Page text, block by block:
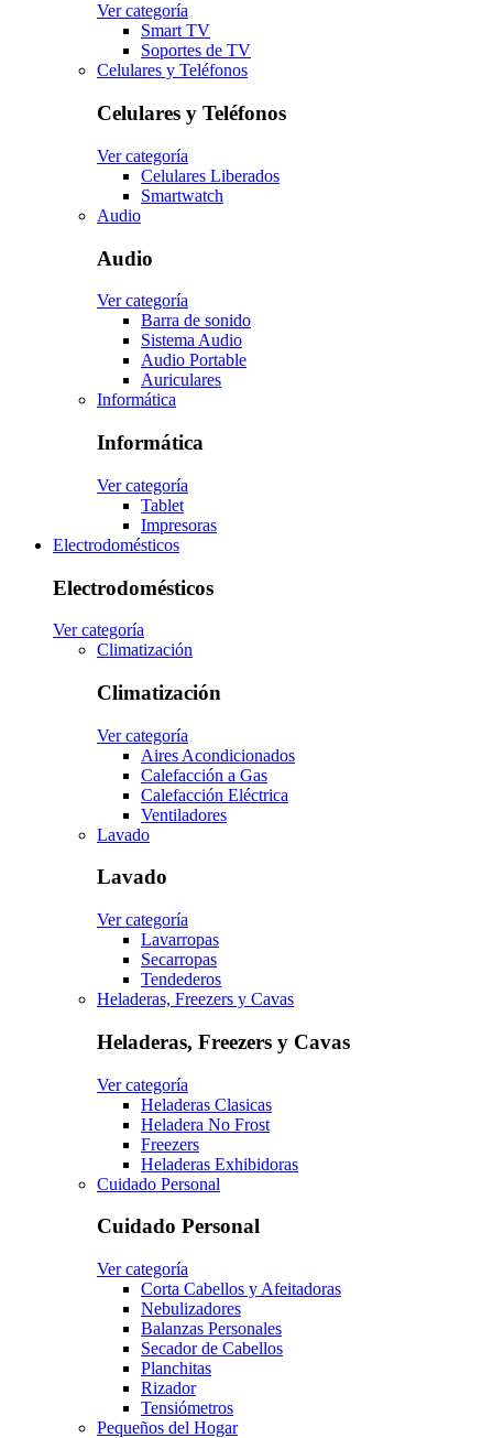
Ver categoría
Smart TV
Soportes de TV
Celulares y Teléfonos
Celulares y Teléfonos
Ver categoría
Celulares Liberados
Smartwatch
Audio
Audio
Ver categoría
Barra de sonido
Sistema Audio
Audio Portable
Auriculares
Informática
Informática
Ver categoría
Tablet
Impresoras
Electrodomésticos
Electrodomésticos
Ver categoría
Climatización
Climatización
Ver categoría
Aires Acondicionados
Calefacción a Gas
Calefacción Eléctrica
Ventiladores
Lavado
Lavado
Ver categoría
Lavarropas
Secarropas
Tendederos
Heladeras, Freezers y Cavas
Heladeras, Freezers y Cavas
Ver categoría
Heladeras Clasicas
Heladera No Frost
Freezers
Heladeras Exhibidoras
Cuidado Personal
Cuidado Personal
Ver categoría
Corta Cabellos y Afeitadoras
Nebulizadores
Balanzas Personales
Secador de Cabellos
Planchitas
Rizador
Tensiómetros
Pequeños del Hogar